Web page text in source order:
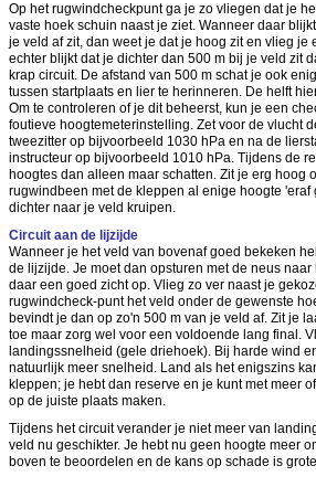
Op het rugwindcheckpunt ga je zo vliegen dat je
vaste hoek schuin naast je ziet. Wanneer daar
je veld af zit, dan weet je dat je hoog zit en vlieg je
echter blijkt dat je dichter dan 500 m bij je veld zit
krap circuit. De afstand van 500 m schat je ook
tussen startplaats en lier te herinneren. De helft
Om te controleren of je dit beheerst, kun je een
foutieve hoogtemeterinstelling. Zet voor de vlucht
tweezitter op bijvoorbeeld 1030 hPa en na de
instructeur op bijvoorbeeld 1010 hPa. Tijdens de
hoogtes dan alleen maar schatten. Zit je erg hoog
rugwindbeen met de kleppen al enige hoogte 'eraf
dichter naar je veld kruipen.
Circuit aan de lijzijde
Wanneer je het veld van bovenaf goed bekeken
de lijzijde. Je moet dan opsturen met de neus
daar een goed zicht op. Vlieg zo ver naast je
rugwindcheck-punt het veld onder de gewenste
bevindt je dan op zo'n 500 m van je veld af. Zit je
toe maar zorg wel voor een voldoende lang final.
landingssnelheid (gele driehoek). Bij harde wind
natuurlijk meer snelheid. Land als het enigszins
kleppen; je hebt dan reserve en je kunt met meer
op de juiste plaats maken.
Tijdens het circuit verander je niet meer van
veld nu geschikter. Je hebt nu geen hoogte meer
boven te beoordelen en de kans op schade is